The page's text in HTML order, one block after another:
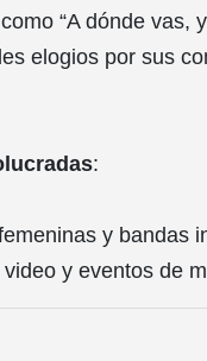
“A dónde vas,
elogios por sus
:
y bandas
y eventos de